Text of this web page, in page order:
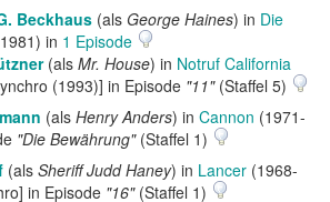
Beckhaus (als George Haines) in Die
in 1 Episode
(als Mr. House) in Notruf California
(1993)] in Episode "11"(Staffel 5)
(als Henry Anders) in Cannon (1971-
"Die Bewährung"(Staffel 1)
(als Sheriff Judd Haney) in Lancer (1968-
in Episode "16"(Staffel 1)